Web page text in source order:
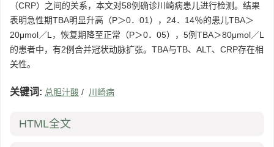
（CRP）之间的关系，本文对58例确诊川崎病患儿进行检测。结果
表明急性期TBA明显升高（P＞0．01），24．14％的患儿TBA＞
20μmol／L，恢复期降至正常（P＞0．05），5例TBA＞80μmol／L
的患者中，有2例合并冠状动脉扩张。TBA与TB、ALT、CRP存在相
关性。
关键词: 总胆汁酸 / 川崎病
HTML全文